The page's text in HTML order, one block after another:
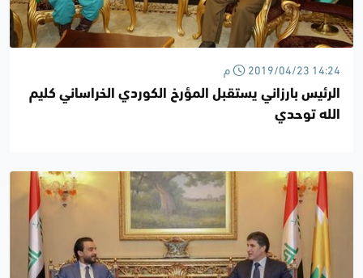
2019/04/23 14:24 م
الرئيس بارزاني يستقبل المؤرخ الكوردي الخراساني كليم
الله توحدي